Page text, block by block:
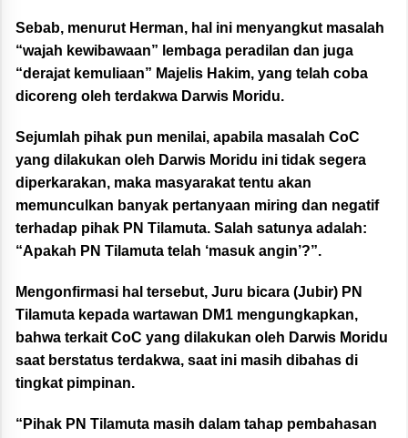
Sebab, menurut Herman, hal ini menyangkut masalah
“wajah kewibawaan” lembaga peradilan dan juga
“derajat kemuliaan” Majelis Hakim, yang telah coba
dicoreng oleh terdakwa Darwis Moridu.
Sejumlah pihak pun menilai, apabila masalah CoC
yang dilakukan oleh Darwis Moridu ini tidak segera
diperkarakan, maka masyarakat tentu akan
memunculkan banyak pertanyaan miring dan negatif
terhadap pihak PN Tilamuta. Salah satunya adalah:
“Apakah PN Tilamuta telah ‘masuk angin’?”.
Mengonfirmasi hal tersebut, Juru bicara (Jubir) PN
Tilamuta kepada wartawan DM1 mengungkapkan,
bahwa terkait CoC yang dilakukan oleh Darwis Moridu
saat berstatus terdakwa, saat ini masih dibahas di
tingkat pimpinan.
“Pihak PN Tilamuta masih dalam tahap pembahasan